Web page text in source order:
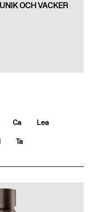
OCH VACKER
Ca Lea
Ta